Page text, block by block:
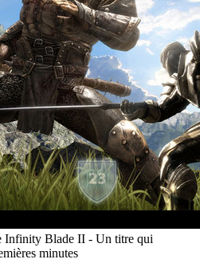
Infinity Blade II - Un titre qui
minutes